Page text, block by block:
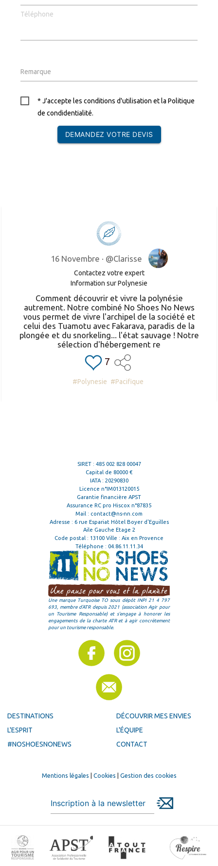
Téléphone
Remarque
* J'accepte les conditions d'utilisation et la Politique
de condidentialité.
DEMANDEZ VOTRE DEVIS
16 Novembre · @Clarisse
Contactez votre expert
Information sur Polynesie
Comment découvrir et vivre la polynésie
autrement. Notre combiné No Shoes No News
vous permet de vivre l'archipel de la société et
celui des Tuamotu avec Fakarava, paradis de la
plongée et du snorkeling... l'état sauvage ! Notre
sélection d'hébergement re
7
#Polynesie #Pacifique
SIRET : 485 002 828 00047
Capital de 80000 €
IATA : 20290830
Licence n°IM013120015
Garantie financière APST
Assurance RC pro Hiscox n°87835
Mail : contact@ns-nn.com
Adresse : 6 rue Espariat Hôtel Boyer d'Eguilles
Aile Gauche Etage 2
Code postal : 13100 Ville : Aix en Provence
Téléphone : 04.86.11.11.34
Une marque Turquoise TO sous dépôt INPI 21 4 797
693, membre d'ATR depuis 2021 (association Agir pour
un Tourisme Responsable) et s'engage à honorer les
engagements de la charte ATR et à agir concrètement
pour un tourisme responsable.
DESTINATIONS
DÉCOUVRIR MES ENVIES
L'ESPRIT
L'ÉQUIPE
#NOSHOESNONEWS
CONTACT
Mentions légales Cookies Gestion des cookies